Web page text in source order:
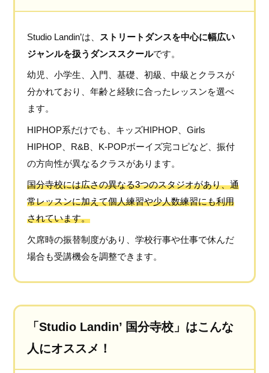
Studio Landin’は、 ストリートダンスを中心に幅広い
ジャンルを扱うダンススクールです。
幼児、小学生、入門、基礎、初級、中級とクラスが
分かれており、年齢と経験に合ったレッスンを選べ
ます。
HIPHOP系だけでも、キッズHIPHOP、Girls
HIPHOP、R&B、K-POPボーイズ完コピなど、振付
の方向性が異なるクラスがあります。
国分寺校には広さの異なる3つのスタジオがあり、通
常レッスンに加えて個人練習や少人数練習にも利用
されています。
欠席時の振替制度があり、学校行事や仕事で休んだ
場合も受講機会を調整できます。
「Studio Landin’ 国分寺校」はこんな
人にオススメ！